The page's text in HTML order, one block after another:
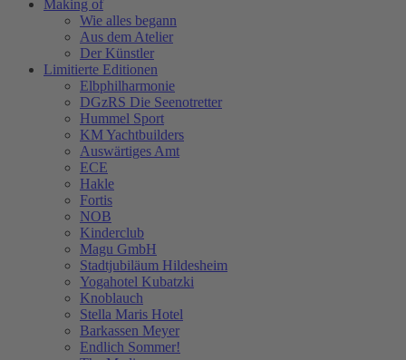
Making of
Wie alles begann
Aus dem Atelier
Der Künstler
Limitierte Editionen
Elbphilharmonie
DGzRS Die Seenotretter
Hummel Sport
KM Yachtbuilders
Auswärtiges Amt
ECE
Hakle
Fortis
NOB
Kinderclub
Magu GmbH
Stadtjubiläum Hildesheim
Yogahotel Kubatzki
Knoblauch
Stella Maris Hotel
Barkassen Meyer
Endlich Sommer!